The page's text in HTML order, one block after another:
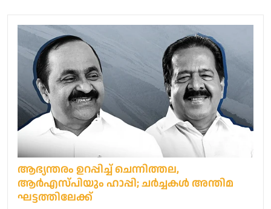
ആഭ്യന്തരം ഉറപ്പിച്ച് ചെന്നിത്തല,
ആര്‍എസ്പിയും ഹാപ്പി; ചര്‍ച്ചകള്‍ അന്തിമ
ഘട്ടത്തിലേക്ക്